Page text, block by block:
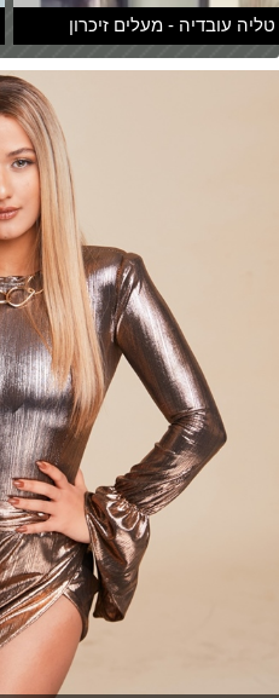
טליה עובדיה - מעלים זיכרון